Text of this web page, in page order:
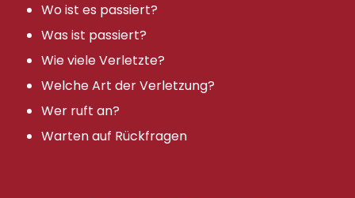
Wo ist es passiert?
Was ist passiert?
Wie viele Verletzte?
Welche Art der Verletzung?
Wer ruft an?
Warten auf Rückfragen